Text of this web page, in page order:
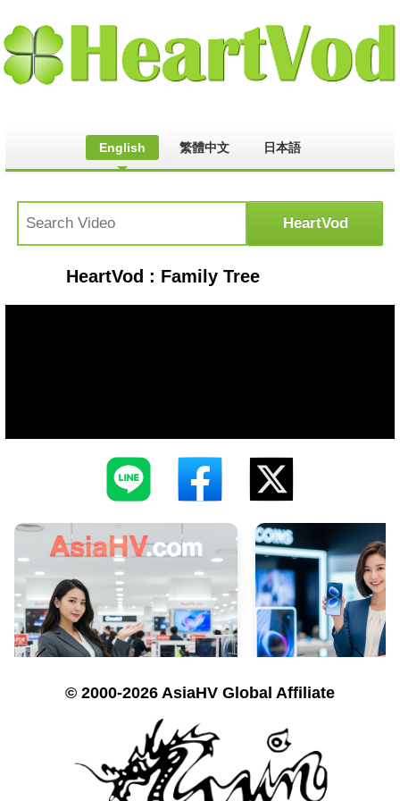
English 繁體中文 日本語
HeartVod : Family Tree
© 2000-2026 AsiaHV Global Affiliate